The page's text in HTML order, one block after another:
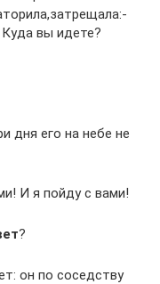
вы идете?
дня его на небе не
И я пойду с вами!
?
он по соседству